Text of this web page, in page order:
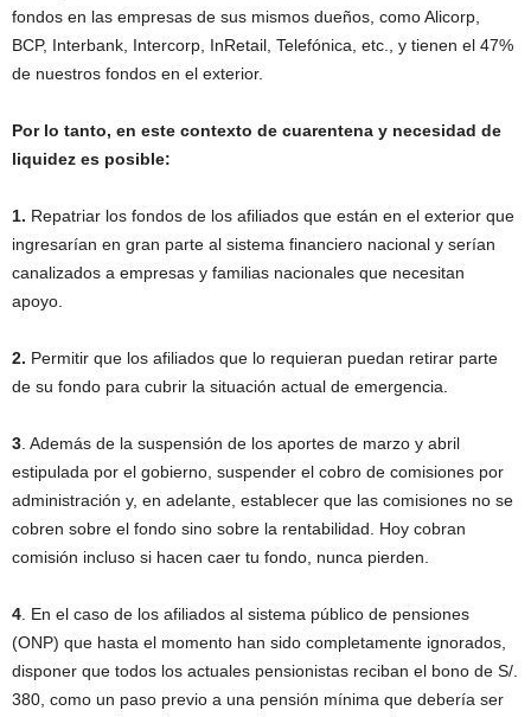
fondos en las empresas de sus mismos dueños, como Alicorp,
BCP, Interbank, Intercorp, InRetail, Telefónica, etc., y tienen el 47%
de nuestros fondos en el exterior.
Por lo tanto, en este contexto de cuarentena y necesidad de
liquidez es posible:
1. Repatriar los fondos de los afiliados que están en el exterior que
ingresarían en gran parte al sistema financiero nacional y serían
canalizados a empresas y familias nacionales que necesitan
apoyo.
2. Permitir que los afiliados que lo requieran puedan retirar parte
de su fondo para cubrir la situación actual de emergencia.
3. Además de la suspensión de los aportes de marzo y abril
estipulada por el gobierno, suspender el cobro de comisiones por
administración y, en adelante, establecer que las comisiones no se
cobren sobre el fondo sino sobre la rentabilidad. Hoy cobran
comisión incluso si hacen caer tu fondo, nunca pierden.
4. En el caso de los afiliados al sistema público de pensiones
(ONP) que hasta el momento han sido completamente ignorados,
disponer que todos los actuales pensionistas reciban el bono de S/.
380, como un paso previo a una pensión mínima que debería ser